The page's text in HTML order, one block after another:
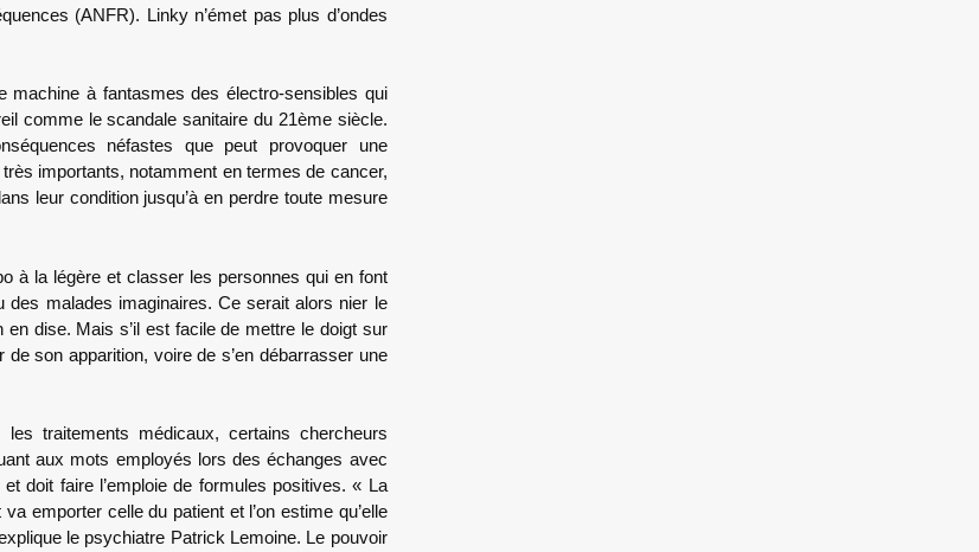
(ANFR). Linky n’émet pas plus d’ondes
machine à fantasmes des électro-sensibles qui
comme le scandale sanitaire du 21ème siècle.
néfastes que peut provoquer une
importants, notamment en termes de cancer,
leur condition jusqu’à en perdre toute mesure
à la légère et classer les personnes qui en font
des malades imaginaires. Ce serait alors nier le
dise. Mais s’il est facile de mettre le doigt sur
son apparition, voire de s’en débarrasser une
les traitements médicaux, certains chercheurs
aux mots employés lors des échanges avec
doit faire l’emploie de formules positives. « La
emporter celle du patient et l’on estime qu’elle
le psychiatre Patrick Lemoine. Le pouvoir